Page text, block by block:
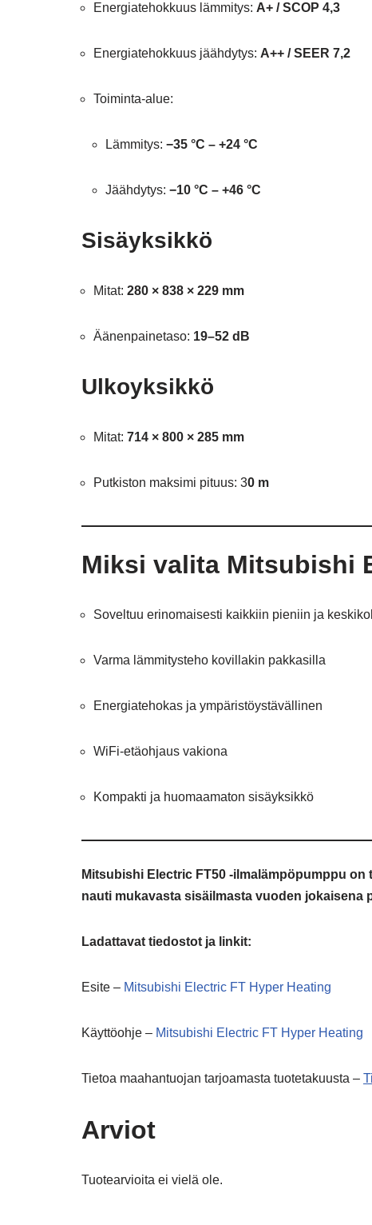
Energiatehokkuus lämmitys: A+ / SCOP 4,3
Energiatehokkuus jäähdytys: A++ / SEER 7,2
Toiminta-alue:
Lämmitys: −35 °C – +24 °C
Jäähdytys: −10 °C – +46 °C
Sisäyksikkö
Mitat: 280 × 838 × 229 mm
Äänenpainetaso: 19–52 dB
Ulkoyksikkö
Mitat: 714 × 800 × 285 mm
Putkiston maksimi pituus: 30 m
Miksi valita Mitsubishi
Soveltuu erinomaisesti kaikkiin pieniin ja
Varma lämmitysteho kovillakin pakkasilla
Energiatehokas ja ympäristöystävällinen
WiFi-etäohjaus vakiona
Kompakti ja huomaamaton sisäyksikkö
Mitsubishi Electric FT50 -ilmalämpöpumppu
nauti mukavasta sisäilmasta vuoden jokaisena
Ladattavat tiedostot ja linkit:
Esite – Mitsubishi Electric FT Hyper Heating
Käyttöohje – Mitsubishi Electric FT Hyper Heating
Tietoa maahantuojan tarjoamasta tuotetakuusta –
Arviot
Tuotearvioita ei vielä ole.